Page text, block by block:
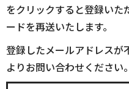
をクリックすると登録いた
ードを再送いたします。
登録したメールアドレスが
よりお問い合わせください。